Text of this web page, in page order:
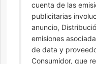
cuenta de las
publicitarias
anuncio,
emisiones
de data y
Consumidor, que